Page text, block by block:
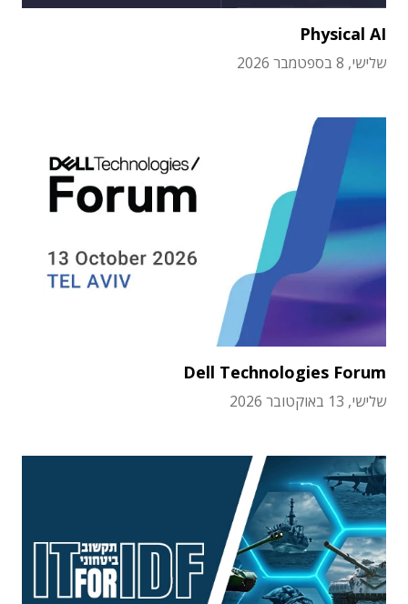
Physical AI
שלישי, 8 בספטמבר 2026
Dell Technologies Forum
שלישי, 13 באוקטובר 2026